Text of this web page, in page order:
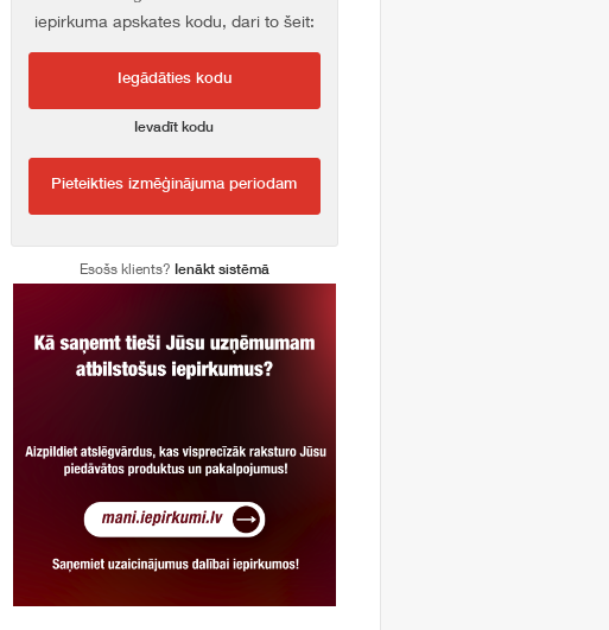
iepirkuma apskates kodu, dari to šeit:
Iegādāties kodu
Ievadīt kodu
Pieteikties izmēģinājuma periodam
Esošs klients? Ienākt sistēmā